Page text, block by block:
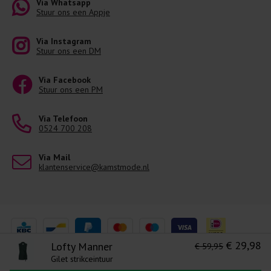
Lofty Manner
Gilet strikceintuur
€ 59,95 € 29,98
Levering 1-3 Werkdagen
Via Whatsapp
Stuur ons een Appje
Via Instagram
Stuur ons een DM
Via Facebook
Stuur ons een PM
Via Telefoon
0524 700 208
Via Mail
klantenservice@kamstmode.nl